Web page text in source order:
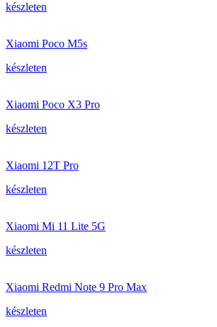
készleten
Xiaomi Poco M5s
készleten
Xiaomi Poco X3 Pro
készleten
Xiaomi 12T Pro
készleten
Xiaomi Mi 11 Lite 5G
készleten
Xiaomi Redmi Note 9 Pro Max
készleten